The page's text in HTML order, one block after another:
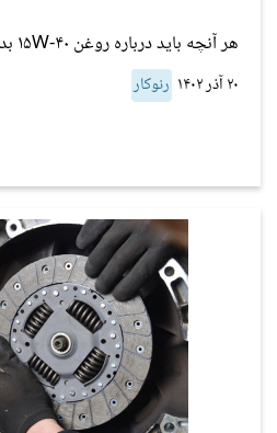
هر آنچه باید درباره روغن ۱۵W-۴۰ بدانید
۲۰ آذر ۱۴۰۲ رنوکار